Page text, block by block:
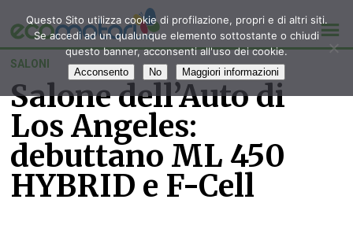
SALONI
Salone dell’Auto di
Los Angeles:
debuttano ML 450
HYBRID e F-Cell
Questo Sito utilizza cookie di profilazione, propri e di altri siti.
Se accedi ad un qualunque elemento sottostante o chiudi
questo banner, acconsenti all'uso dei cookie.
Acconsento No Maggiori informazioni